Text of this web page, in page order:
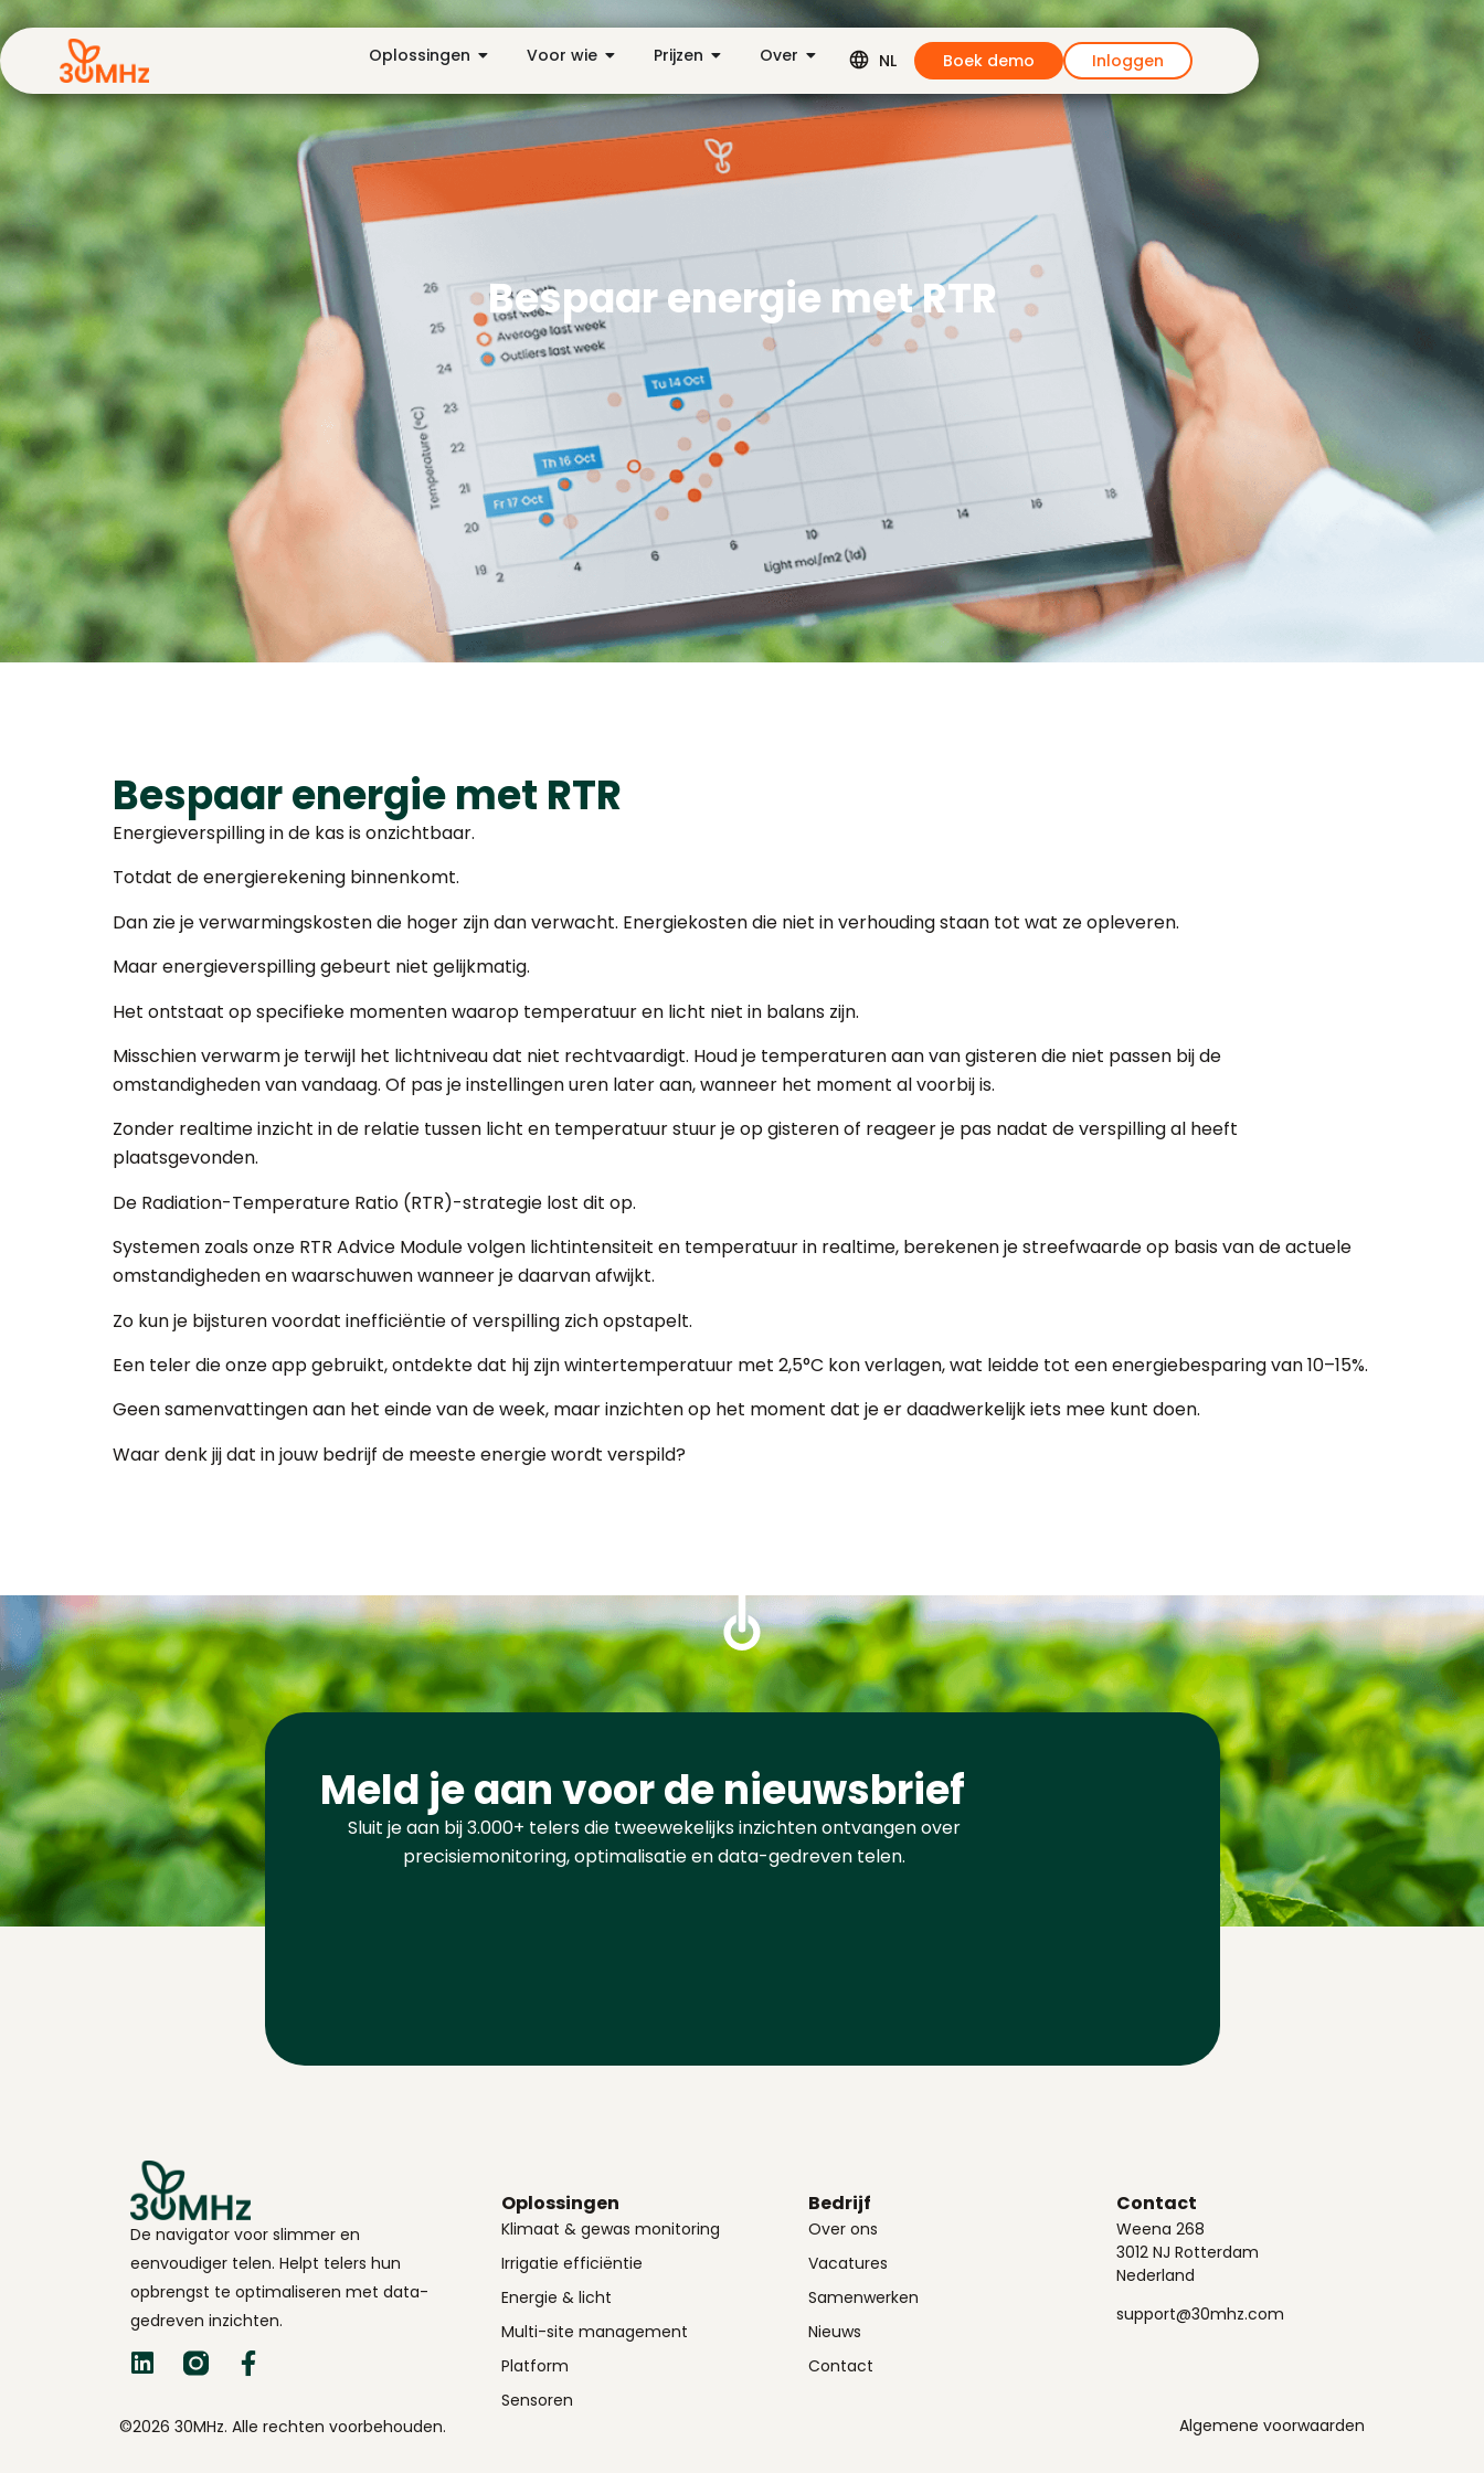
Oplossingen Voor wie Prijzen Over NL Boek demo Inloggen
Bespaar energie met RTR
Bespaar energie met RTR
Energieverspilling in de kas is onzichtbaar.
Totdat de energierekening binnenkomt.
Dan zie je verwarmingskosten die hoger zijn dan verwacht. Energiekosten die niet in verhouding staan tot wat ze opleveren.
Maar energieverspilling gebeurt niet gelijkmatig.
Het ontstaat op specifieke momenten waarop temperatuur en licht niet in balans zijn.
Misschien verwarm je terwijl het lichtniveau dat niet rechtvaardigt. Houd je temperaturen aan van gisteren die niet passen bij de
omstandigheden van vandaag. Of pas je instellingen uren later aan, wanneer het moment al voorbij is.
Zonder realtime inzicht in de relatie tussen licht en temperatuur stuur je op gisteren of reageer je pas nadat de verspilling al heeft
plaatsgevonden.
De Radiation-Temperature Ratio (RTR)-strategie lost dit op.
Systemen zoals onze RTR Advice Module volgen lichtintensiteit en temperatuur in realtime, berekenen je streefwaarde op basis van de actuele
omstandigheden en waarschuwen wanneer je daarvan afwijkt.
Zo kun je bijsturen voordat inefficiëntie of verspilling zich opstapelt.
Een teler die onze app gebruikt, ontdekte dat hij zijn wintertemperatuur met 2,5°C kon verlagen, wat leidde tot een energiebesparing van 10–15%.
Geen samenvattingen aan het einde van de week, maar inzichten op het moment dat je er daadwerkelijk iets mee kunt doen.
Waar denk jij dat in jouw bedrijf de meeste energie wordt verspild?
Meld je aan voor de nieuwsbrief
Sluit je aan bij 3.000+ telers die tweewekelijks inzichten ontvangen over
precisiemonitoring, optimalisatie en data-gedreven telen.
De navigator voor slimmer en
eenvoudiger telen. Helpt telers hun
opbrengst te optimaliseren met data-
gedreven inzichten.
Oplossingen
Klimaat & gewas monitoring
Irrigatie efficiëntie
Energie & licht
Multi-site management
Platform
Sensoren
Bedrijf
Over ons
Vacatures
Samenwerken
Nieuws
Contact
Contact
Weena 268
3012 NJ Rotterdam
Nederland
support@30mhz.com
©2026 30MHz. Alle rechten voorbehouden. Algemene voorwaarden